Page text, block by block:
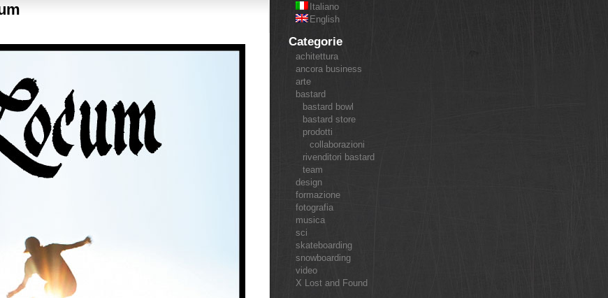
Italiano
English
Categorie
achitettura
ancora business
arte
bastard
bastard bowl
bastard store
prodotti
collaborazioni
rivenditori bastard
team
design
formazione
fotografia
musica
sci
skateboarding
snowboarding
video
X Lost and Found